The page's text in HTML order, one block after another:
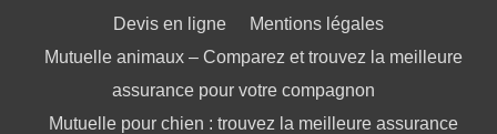
Devis en ligne
Mentions légales
Mutuelle animaux – Comparez et trouvez la meilleure
assurance pour votre compagnon
Mutuelle pour chien : trouvez la meilleure assurance